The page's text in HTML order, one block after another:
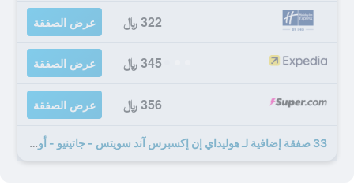
322 ﷼ عرض الصفقة
345 ﷼ عرض الصفقة
356 ﷼ عرض الصفقة
33 صفقة إضافية لـ هوليداي إن إكسبرس آند سويتس - جاتينيو - أوتاوا باي آيتش جي